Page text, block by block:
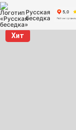
Русская
беседка
Хит